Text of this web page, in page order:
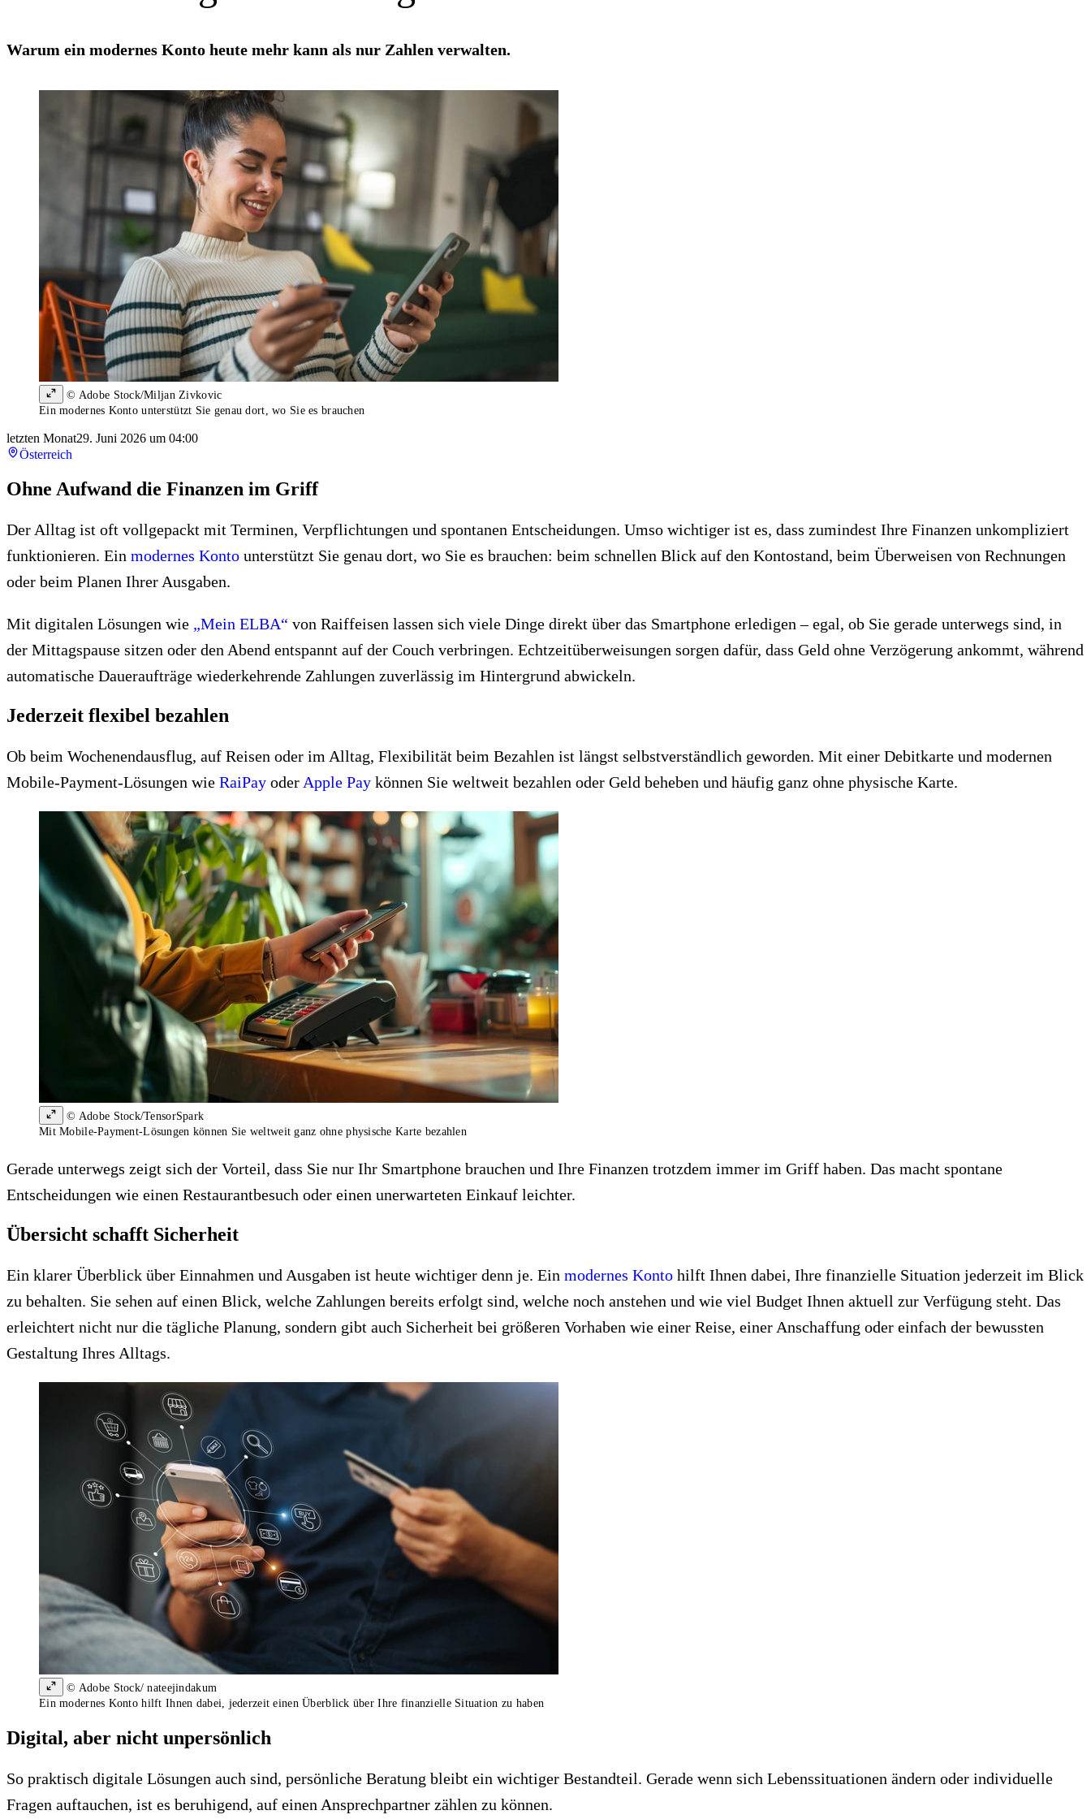
Warum ein modernes Konto heute mehr kann als nur Zahlen verwalten.
© Adobe Stock/Miljan Zivkovic
Ein modernes Konto unterstützt Sie genau dort, wo Sie es brauchen
letzten Monat29. Juni 2026 um 04:00
Österreich
Ohne Aufwand die Finanzen im Griff
Der Alltag ist oft vollgepackt mit Terminen, Verpflichtungen und spontanen Entscheidungen. Umso wichtiger ist es, dass zumindest Ihre Finanzen unkompliziert
funktionieren. Ein modernes Konto unterstützt Sie genau dort, wo Sie es brauchen: beim schnellen Blick auf den Kontostand, beim Überweisen von Rechnungen
oder beim Planen Ihrer Ausgaben.
Mit digitalen Lösungen wie „Mein ELBA“ von Raiffeisen lassen sich viele Dinge direkt über das Smartphone erledigen – egal, ob Sie gerade unterwegs sind, in
der Mittagspause sitzen oder den Abend entspannt auf der Couch verbringen. Echtzeitüberweisungen sorgen dafür, dass Geld ohne Verzögerung ankommt, während
automatische Daueraufträge wiederkehrende Zahlungen zuverlässig im Hintergrund abwickeln.
Jederzeit flexibel bezahlen
Ob beim Wochenendausflug, auf Reisen oder im Alltag, Flexibilität beim Bezahlen ist längst selbstverständlich geworden. Mit einer Debitkarte und modernen
Mobile-Payment-Lösungen wie RaiPay oder Apple Pay können Sie weltweit bezahlen oder Geld beheben und häufig ganz ohne physische Karte.
© Adobe Stock/TensorSpark
Mit Mobile-Payment-Lösungen können Sie weltweit ganz ohne physische Karte bezahlen
Gerade unterwegs zeigt sich der Vorteil, dass Sie nur Ihr Smartphone brauchen und Ihre Finanzen trotzdem immer im Griff haben. Das macht spontane
Entscheidungen wie einen Restaurantbesuch oder einen unerwarteten Einkauf leichter.
Übersicht schafft Sicherheit
Ein klarer Überblick über Einnahmen und Ausgaben ist heute wichtiger denn je. Ein modernes Konto hilft Ihnen dabei, Ihre finanzielle Situation jederzeit im Blick
zu behalten. Sie sehen auf einen Blick, welche Zahlungen bereits erfolgt sind, welche noch anstehen und wie viel Budget Ihnen aktuell zur Verfügung steht. Das
erleichtert nicht nur die tägliche Planung, sondern gibt auch Sicherheit bei größeren Vorhaben wie einer Reise, einer Anschaffung oder einfach der bewussten
Gestaltung Ihres Alltags.
© Adobe Stock/ nateejindakum
Ein modernes Konto hilft Ihnen dabei, jederzeit einen Überblick über Ihre finanzielle Situation zu haben
Digital, aber nicht unpersönlich
So praktisch digitale Lösungen auch sind, persönliche Beratung bleibt ein wichtiger Bestandteil. Gerade wenn sich Lebenssituationen ändern oder individuelle
Fragen auftauchen, ist es beruhigend, auf einen Ansprechpartner zählen zu können.